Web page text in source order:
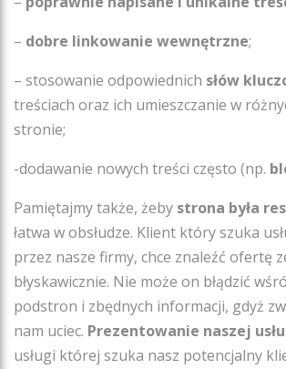
– dobre linkowanie wewnętrzne;
– stosowanie odpowiednich słów
treściach oraz ich umieszczanie w
stronie;
-dodawanie nowych treści często (np.
Pamiętajmy także, żeby strona była
łatwa w obsłudze. Klient który szuka
przez nasze firmy, chce znaleźć ofertę
błyskawicznie. Nie może on błądzić
podstron i zbędnych informacji, gdyż
nam uciec. Prezentowanie naszej
usługi której szuka nasz potencjalny